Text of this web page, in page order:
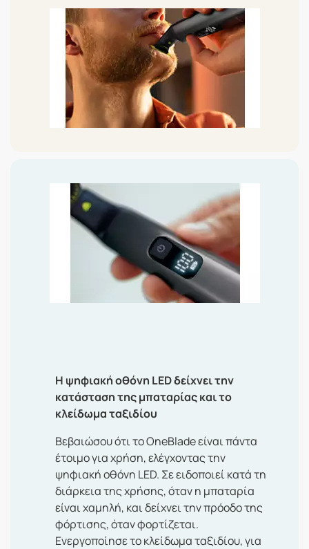
Η ψηφιακή οθόνη LED δείχνει την
κατάσταση της μπαταρίας και το
κλείδωμα ταξιδίου
Βεβαιώσου ότι το OneBlade είναι πάντα
έτοιμο για χρήση, ελέγχοντας την
ψηφιακή οθόνη LED. Σε ειδοποιεί κατά τη
διάρκεια της χρήσης, όταν η μπαταρία
είναι χαμηλή, και δείχνει την πρόοδο της
φόρτισης, όταν φορτίζεται.
Ενεργοποίησε το κλείδωμα ταξιδίου, για